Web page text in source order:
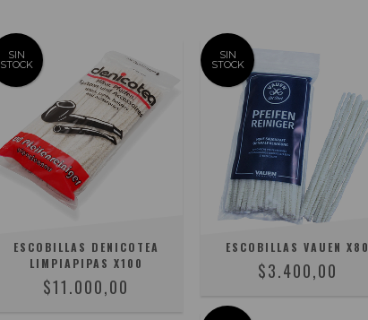
SIN
STOCK
ESCOBILLAS DENICOTEA
LIMPIAPIPAS X100
$11.000,00
SIN
STOCK
ESCOBILLAS VAUEN X80
$3.400,00